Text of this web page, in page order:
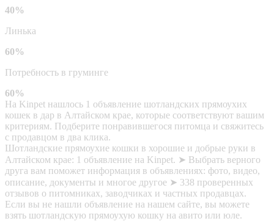
40%
Линька
60%
Потребность в груминге
60%
На Kinpet нашлось 1 объявление шотландских прямоухих
кошек в дар в Алтайском крае, которые соответствуют вашим
критериям. Подберите понравившегося питомца и свяжитесь
с продавцом в два клика.
Шотландские прямоухие кошки в хорошие и добрые руки в
Алтайском крае: 1 объявление на Kinpet. ➤ Выбрать верного
друга вам поможет информация в объявлениях: фото, видео,
описание, документы и многое другое ➤ 338 проверенных
отзывов о питомниках, заводчиках и частных продавцах.
Если вы не нашли объявление на нашем сайте, вы можете
взять шотландскую прямоухую кошку на авито или юле.